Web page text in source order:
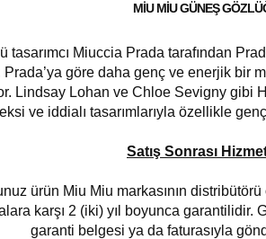
MIU MIU GÜNEŞ
tasarımcı Miuccia Prada tarafından
Prada’ya göre daha genç ve enerjik bir
Lindsay Lohan ve Chloe Sevigny gibi
ve iddialı tasarımlarıyla özellikle
Satış Sonrası
ürün Miu Miu markasının
karşı 2 (iki) yıl boyunca garantilidir.
garanti belgesi ya da faturasıyla